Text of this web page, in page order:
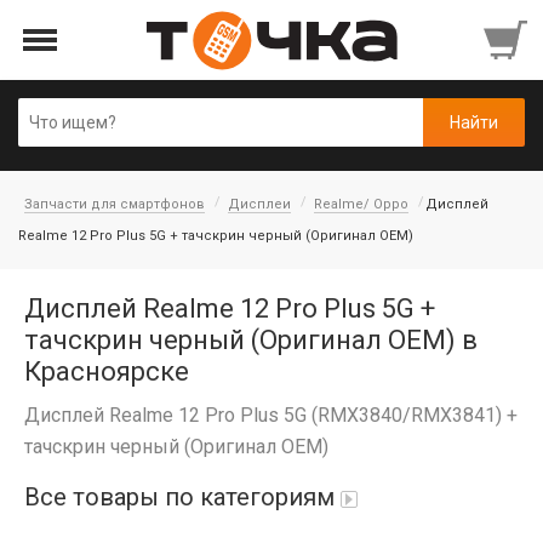
Запчасти для смартфонов Дисплеи Realme/ Oppo
Дисплей
Realme 12 Pro Plus 5G + тачскрин черный (Оригинал OEM)
Дисплей Realme 12 Pro Plus 5G +
тачскрин черный (Оригинал OEM) в
Красноярске
Дисплей Realme 12 Pro Plus 5G (RMX3840/RMX3841) +
тачскрин черный (Оригинал OEM)
Все товары по категориям